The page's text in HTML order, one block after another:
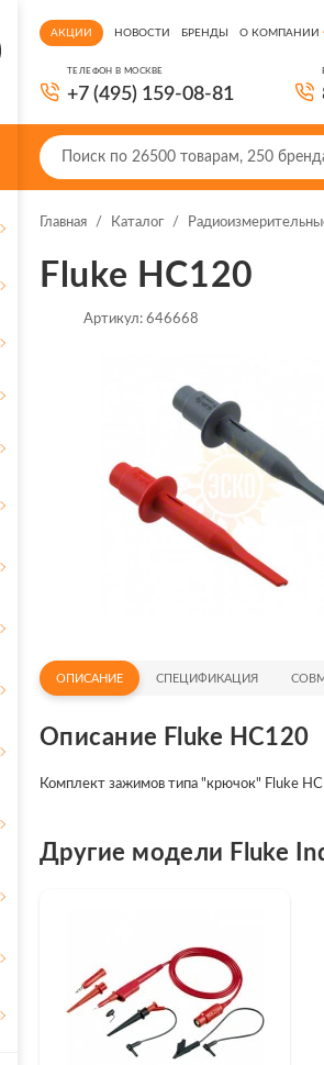
АКЦИИ НОВОСТИ БРЕНДЫ О КОМПАНИИ
ТЕЛЕФОН В МОСКВЕ
+7 (495) 159-08-81
Главная / Каталог /
Fluke HC120
Артикул: 646668
ОПИСАНИЕ СПЕЦИФИКАЦИЯ
Описание Fluke HC120
Комплект зажимов типа "крючок" Fluke
Другие модели Fluke